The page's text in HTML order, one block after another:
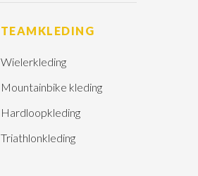
TEAMKLEDING
Wielerkleding
Mountainbike kleding
Hardloopkleding
Triathlonkleding